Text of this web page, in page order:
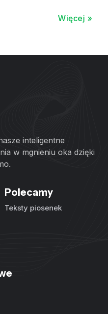
Więcej »
inteligentne
w mgnieniu oka dzięki
Polecamy
Teksty piosenek